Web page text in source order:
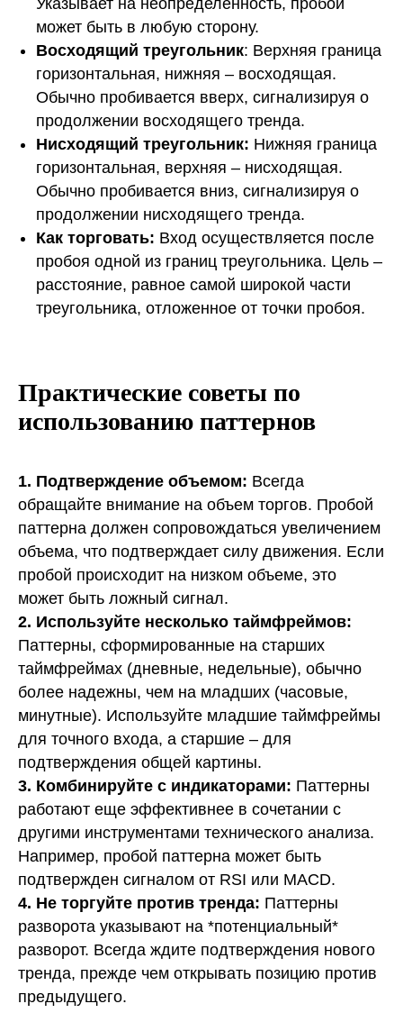
может быть в любую сторону.
Восходящий треугольник: Верхняя граница
горизонтальная, нижняя – восходящая.
Обычно пробивается вверх, сигнализируя о
продолжении восходящего тренда.
Нисходящий треугольник: Нижняя граница
горизонтальная, верхняя – нисходящая.
Обычно пробивается вниз, сигнализируя о
продолжении нисходящего тренда.
Как торговать: Вход осуществляется после
пробоя одной из границ треугольника. Цель –
расстояние, равное самой широкой части
треугольника, отложенное от точки пробоя.
Практические советы по
использованию паттернов
1. Подтверждение объемом: Всегда
обращайте внимание на объем торгов. Пробой
паттерна должен сопровождаться увеличением
объема, что подтверждает силу движения. Если
пробой происходит на низком объеме, это
может быть ложный сигнал.
2. Используйте несколько таймфреймов:
Паттерны, сформированные на старших
таймфреймах (дневные, недельные), обычно
более надежны, чем на младших (часовые,
минутные). Используйте младшие таймфреймы
для точного входа, а старшие – для
подтверждения общей картины.
3. Комбинируйте с индикаторами: Паттерны
работают еще эффективнее в сочетании с
другими инструментами технического анализа.
Например, пробой паттерна может быть
подтвержден сигналом от RSI или MACD.
4. Не торгуйте против тренда: Паттерны
разворота указывают на *потенциальный*
разворот. Всегда ждите подтверждения нового
тренда, прежде чем открывать позицию против
предыдущего.